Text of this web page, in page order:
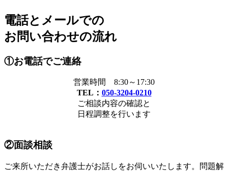
電話とメールでの
お問い合わせの流れ
①お電話でご連絡
営業時間 8:30～17:30
TEL： 050-3204-0210
ご相談内容の確認と
日程調整を行います
②面談相談
ご来所いただき弁護士がお話しをお伺いいたします。問題解